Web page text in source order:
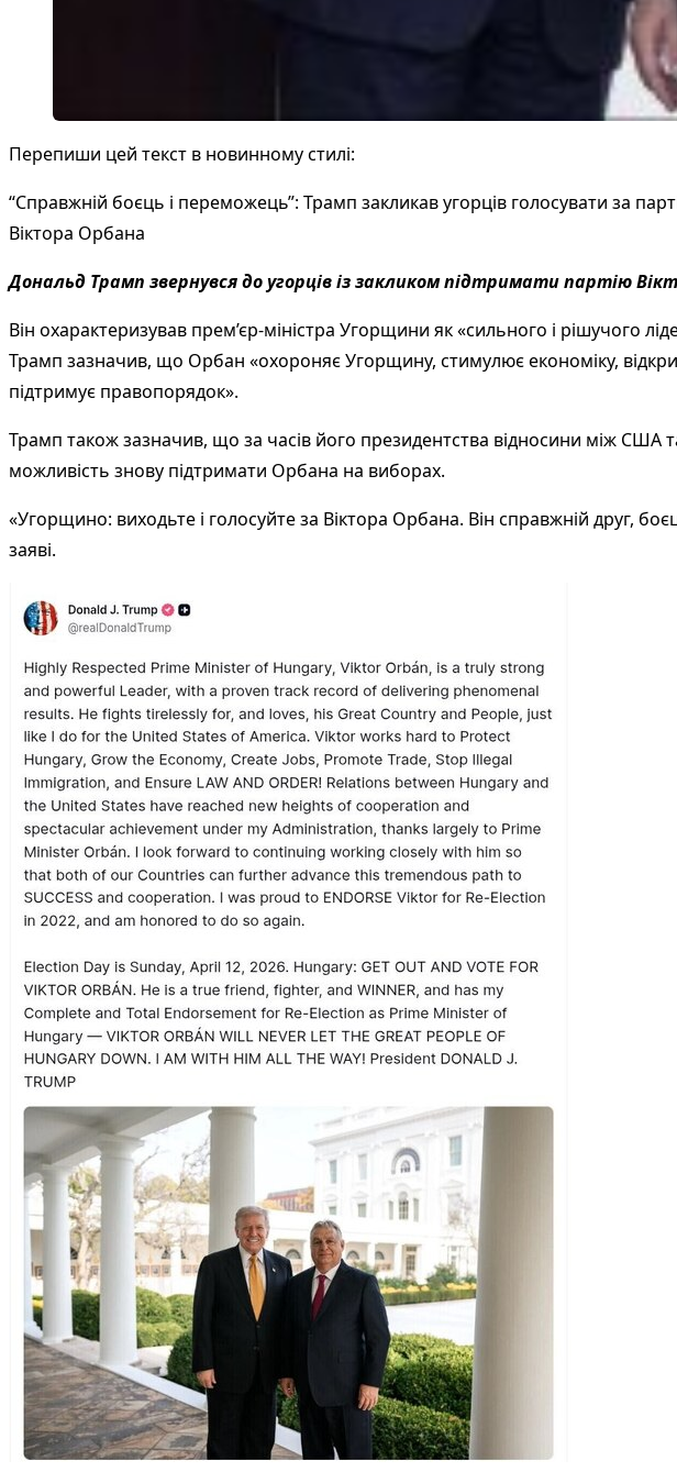
Перепиши цей текст в новинному стилі:
“Справжній боєць і переможець”: Трамп закликав угорців голосувати за
Віктора Орбана
Дональд Трамп звернувся до угорців із закликом підтримати партію
Він охарактеризував прем’єр-міністра Угорщини як «сильного і рішучого
Трамп зазначив, що Орбан «охороняє Угорщину, стимулює економіку,
підтримує правопорядок».
Трамп також зазначив, що за часів його президентства відносини між США
можливість знову підтримати Орбана на виборах.
«Угорщино: виходьте і голосуйте за Віктора Орбана. Він справжній друг,
заяві.